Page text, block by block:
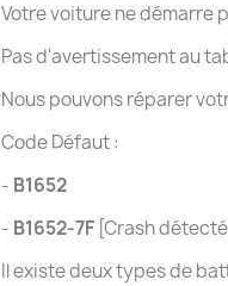
Votre voiture ne démarre
Pas d'avertissement au
Nous pouvons réparer
Code Défaut :
- B1652
- B1652-7F [Crash
Il existe deux types de